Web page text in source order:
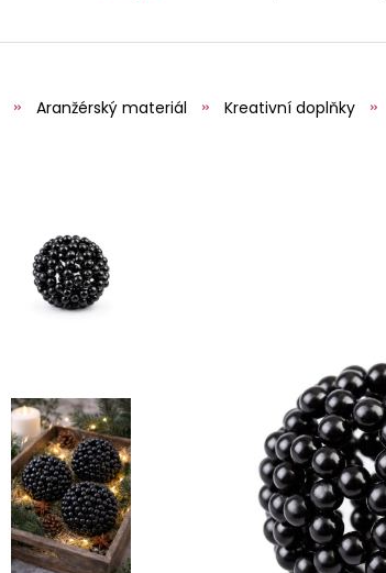
Aranžérský materiál Kreativní doplňky